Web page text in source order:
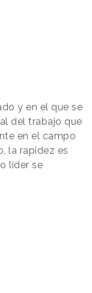
y en el que se
del trabajo que
en el campo
la rapidez es
líder se